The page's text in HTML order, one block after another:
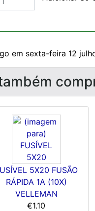
em sexta-feira 12
5X20 FUSÃO
RÁPIDA 1A (10X)
VELLEMAN
€1.10